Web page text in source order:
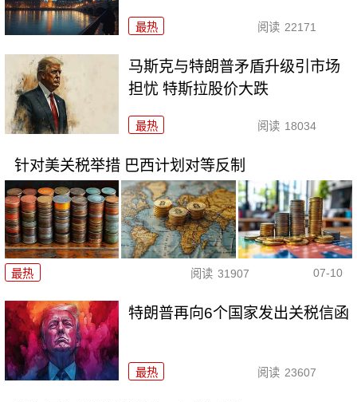
最热 阅读 22171
马斯克与特朗普矛盾升级引市场
担忧 特斯拉股价大跌
最热 阅读 18034
针对美关税举措 巴西计划对等反制
最热 阅读 31907 07-10
特朗普再向6个国家发出关税信函
最热 阅读 23607